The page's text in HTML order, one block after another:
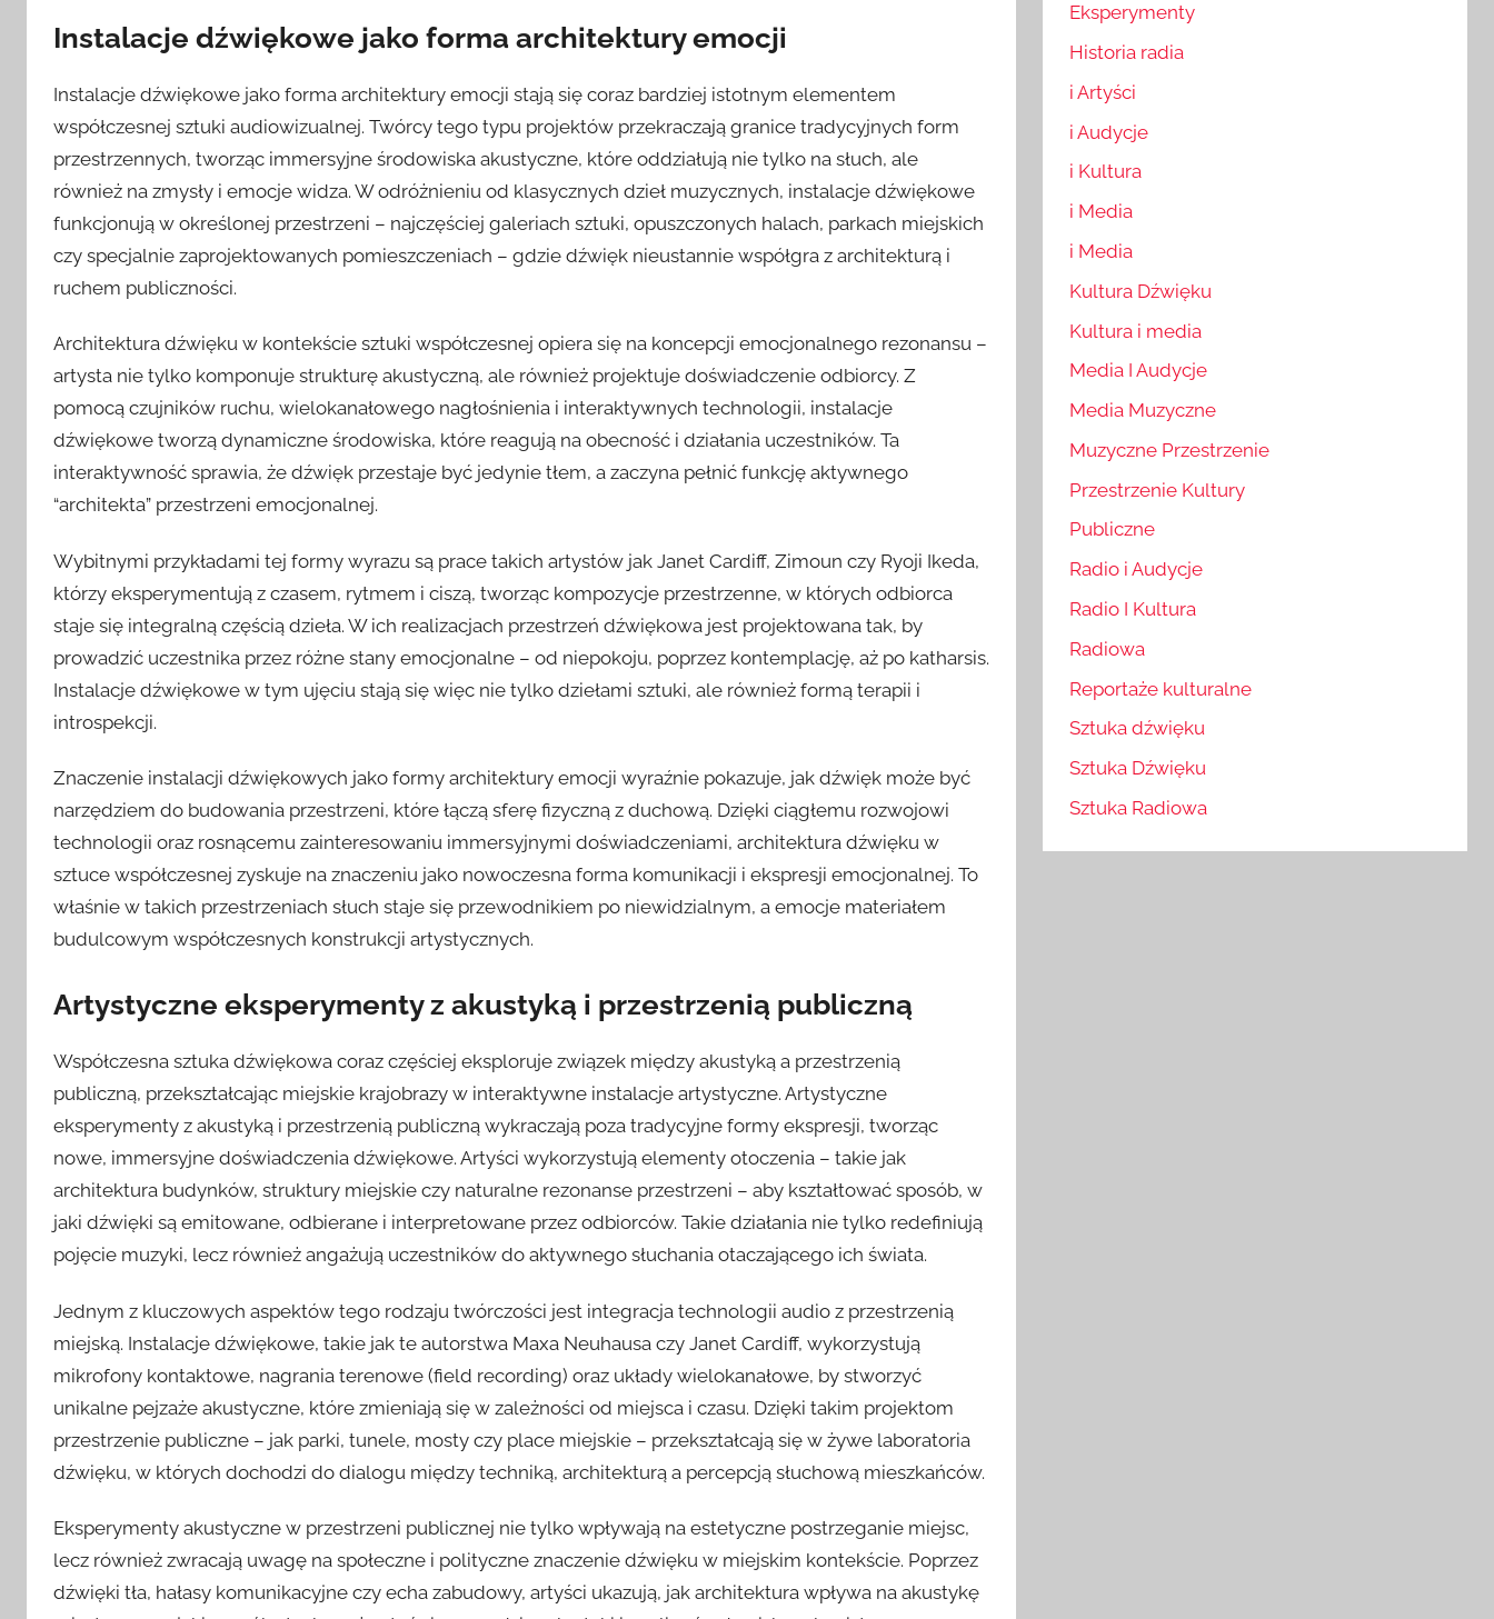
Instalacje dźwiękowe jako forma architektury emocji
Instalacje dźwiękowe jako forma architektury emocji stają się coraz bardziej istotnym elementem
współczesnej sztuki audiowizualnej. Twórcy tego typu projektów przekraczają granice tradycyjnych form
przestrzennych, tworząc immersyjne środowiska akustyczne, które oddziałują nie tylko na słuch, ale
również na zmysły i emocje widza. W odróżnieniu od klasycznych dzieł muzycznych, instalacje dźwiękowe
funkcjonują w określonej przestrzeni – najczęściej galeriach sztuki, opuszczonych halach, parkach miejskich
czy specjalnie zaprojektowanych pomieszczeniach – gdzie dźwięk nieustannie współgra z architekturą i
ruchem publiczności.
Architektura dźwięku w kontekście sztuki współczesnej opiera się na koncepcji emocjonalnego rezonansu –
artysta nie tylko komponuje strukturę akustyczną, ale również projektuje doświadczenie odbiorcy. Z
pomocą czujników ruchu, wielokanałowego nagłośnienia i interaktywnych technologii, instalacje
dźwiękowe tworzą dynamiczne środowiska, które reagują na obecność i działania uczestników. Ta
interaktywność sprawia, że dźwięk przestaje być jedynie tłem, a zaczyna pełnić funkcję aktywnego
“architekta” przestrzeni emocjonalnej.
Wybitnymi przykładami tej formy wyrazu są prace takich artystów jak Janet Cardiff, Zimoun czy Ryoji Ikeda,
którzy eksperymentują z czasem, rytmem i ciszą, tworząc kompozycje przestrzenne, w których odbiorca
staje się integralną częścią dzieła. W ich realizacjach przestrzeń dźwiękowa jest projektowana tak, by
prowadzić uczestnika przez różne stany emocjonalne – od niepokoju, poprzez kontemplację, aż po katharsis.
Instalacje dźwiękowe w tym ujęciu stają się więc nie tylko dziełami sztuki, ale również formą terapii i
introspekcji.
Znaczenie instalacji dźwiękowych jako formy architektury emocji wyraźnie pokazuje, jak dźwięk może być
narzędziem do budowania przestrzeni, które łączą sferę fizyczną z duchową. Dzięki ciągłemu rozwojowi
technologii oraz rosnącemu zainteresowaniu immersyjnymi doświadczeniami, architektura dźwięku w
sztuce współczesnej zyskuje na znaczeniu jako nowoczesna forma komunikacji i ekspresji emocjonalnej. To
właśnie w takich przestrzeniach słuch staje się przewodnikiem po niewidzialnym, a emocje materiałem
budulcowym współczesnych konstrukcji artystycznych.
Artystyczne eksperymenty z akustyką i przestrzenią publiczną
Współczesna sztuka dźwiękowa coraz częściej eksploruje związek między akustyką a przestrzenią
publiczną, przekształcając miejskie krajobrazy w interaktywne instalacje artystyczne. Artystyczne
eksperymenty z akustyką i przestrzenią publiczną wykraczają poza tradycyjne formy ekspresji, tworząc
nowe, immersyjne doświadczenia dźwiękowe. Artyści wykorzystują elementy otoczenia – takie jak
architektura budynków, struktury miejskie czy naturalne rezonanse przestrzeni – aby kształtować sposób, w
jaki dźwięki są emitowane, odbierane i interpretowane przez odbiorców. Takie działania nie tylko redefiniują
pojęcie muzyki, lecz również angażują uczestników do aktywnego słuchania otaczającego ich świata.
Jednym z kluczowych aspektów tego rodzaju twórczości jest integracja technologii audio z przestrzenią
miejską. Instalacje dźwiękowe, takie jak te autorstwa Maxa Neuhausa czy Janet Cardiff, wykorzystują
mikrofony kontaktowe, nagrania terenowe (field recording) oraz układy wielokanałowe, by stworzyć
unikalne pejzaże akustyczne, które zmieniają się w zależności od miejsca i czasu. Dzięki takim projektom
przestrzenie publiczne – jak parki, tunele, mosty czy place miejskie – przekształcają się w żywe laboratoria
dźwięku, w których dochodzi do dialogu między techniką, architekturą a percepcją słuchową mieszkańców.
Eksperymenty akustyczne w przestrzeni publicznej nie tylko wpływają na estetyczne postrzeganie miejsc,
lecz również zwracają uwagę na społeczne i polityczne znaczenie dźwięku w miejskim kontekście. Poprzez
dźwięki tła, hałasy komunikacyjne czy echa zabudowy, artyści ukazują, jak architektura wpływa na akustykę
Eksperymenty
Historia radia
i Artyści
i Audycje
i Kultura
i Media
i Media
Kultura Dźwięku
Kultura i media
Media I Audycje
Media Muzyczne
Muzyczne Przestrzenie
Przestrzenie Kultury
Publiczne
Radio i Audycje
Radio I Kultura
Radiowa
Reportaże kulturalne
Sztuka dźwięku
Sztuka Dźwięku
Sztuka Radiowa